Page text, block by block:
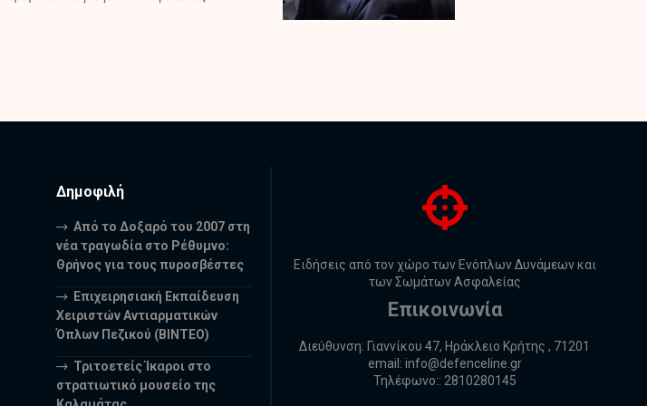
Δημοφιλή
Από το Δοξαρό του 2007 στη
νέα τραγωδία στο Ρέθυμνο:
Θρήνος για τους πυροσβέστες
Επιχειρησιακή Εκπαίδευση
Χειριστών Αντιαρματικών
Όπλων Πεζικού (ΒΙΝΤΕΟ)
Τριτοετείς Ίκαροι στο
στρατιωτικό μουσείο της
Ειδήσεις από τον χώρο των Ενόπλων Δυνάμεων και
των Σωμάτων Ασφαλείας
Επικοινωνία
Διεύθυνση: Γιαννίκου 47, Ηράκλειο Κρήτης , 71201
email: info@defenceline.gr
Τηλέφωνο:: 2810280145